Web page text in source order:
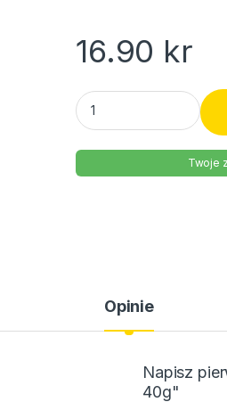
16.90 kr
Wedel Baton Pierrot
Twoje
Opinie
Napisz
40g"